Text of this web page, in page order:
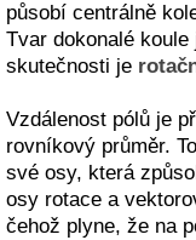
působí centrálně
Tvar dokonalé
skutečnosti je
Vzdálenost pólů je
rovníkový průměr.
své osy, která
osy rotace a
čehož plyne, že na